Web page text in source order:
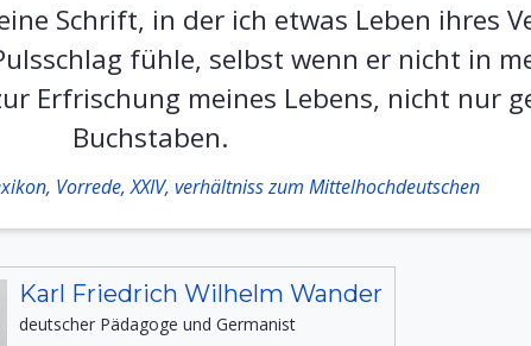
Schrift, in der ich etwas Leben ihres
fühle, selbst wenn er nicht in
Erfrischung meines Lebens, nicht nur
Buchstaben.
Vorrede, XXIV, verhältniss zum Mittelhochdeutschen
Karl Friedrich Wilhelm Wander
deutscher Pädagoge und Germanist